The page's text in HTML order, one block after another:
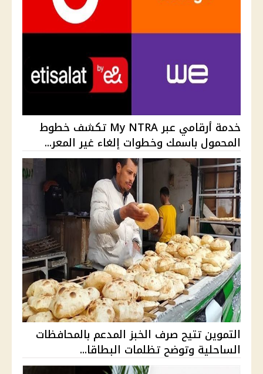
خدمة أرقامي عبر My NTRA تكشف خطوط
المحمول باسمك وخطوات إلغاء غير المعر...
التموين تتيح صرف الخبز المدعم بالمحافظات
الساحلية وتوضح تظلمات البطاقا...